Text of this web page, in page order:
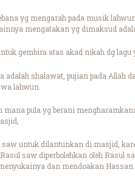
yg mengarah pada musik
mengatakan yg dimaksud
gembira atas akad nikah dg
shalawat, pujian pada Allah
lahwun.
pula yg berani
untuk dilantunkan di masjid,
saw diperbolehkan oleh Rasul
dan mendoakan